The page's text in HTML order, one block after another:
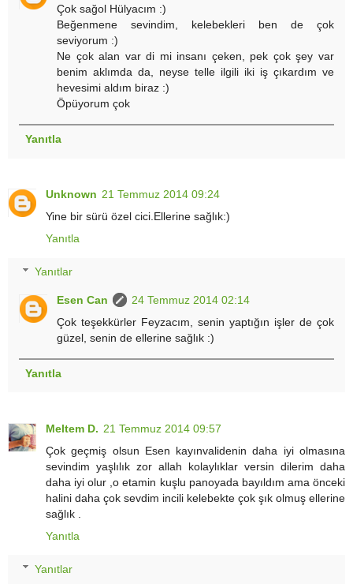
Çok sağol Hülyacım :)
Beğenmene sevindim, kelebekleri ben de çok
seviyorum :)
Ne çok alan var di mi insanı çeken, pek çok şey var
benim aklımda da, neyse telle ilgili iki iş çıkardım ve
hevesimi aldım biraz :)
Öpüyorum çok
Yanıtla
Unknown 21 Temmuz 2014 09:24
Yine bir sürü özel cici.Ellerine sağlık:)
Yanıtla
Yanıtlar
Esen Can
24 Temmuz 2014 02:14
Çok teşekkürler Feyzacım, senin yaptığın işler de çok
güzel, senin de ellerine sağlık :)
Yanıtla
Meltem D. 21 Temmuz 2014 09:57
Çok geçmiş olsun Esen kayınvalidenin daha iyi olmasına
sevindim yaşlılık zor allah kolaylıklar versin dilerim daha
daha iyi olur ,o etamin kuşlu panoyada bayıldım ama önceki
halini daha çok sevdim incili kelebekte çok şık olmuş ellerine
sağlık .
Yanıtla
Yanıtlar